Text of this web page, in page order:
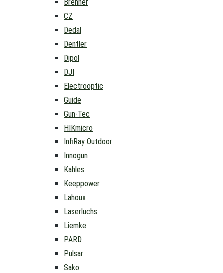
Brenner
CZ
Dedal
Dentler
Dipol
DJI
Electrooptic
Guide
Gun-Tec
HIKmicro
InfiRay Outdoor
Innogun
Kahles
Keeppower
Lahoux
Laserluchs
Liemke
PARD
Pulsar
Sako